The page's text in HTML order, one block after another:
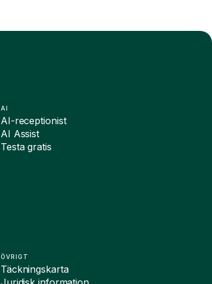
AI
AI-receptionist
AI Assist
Testa gratis
ÖVRIGT
Täckningskarta